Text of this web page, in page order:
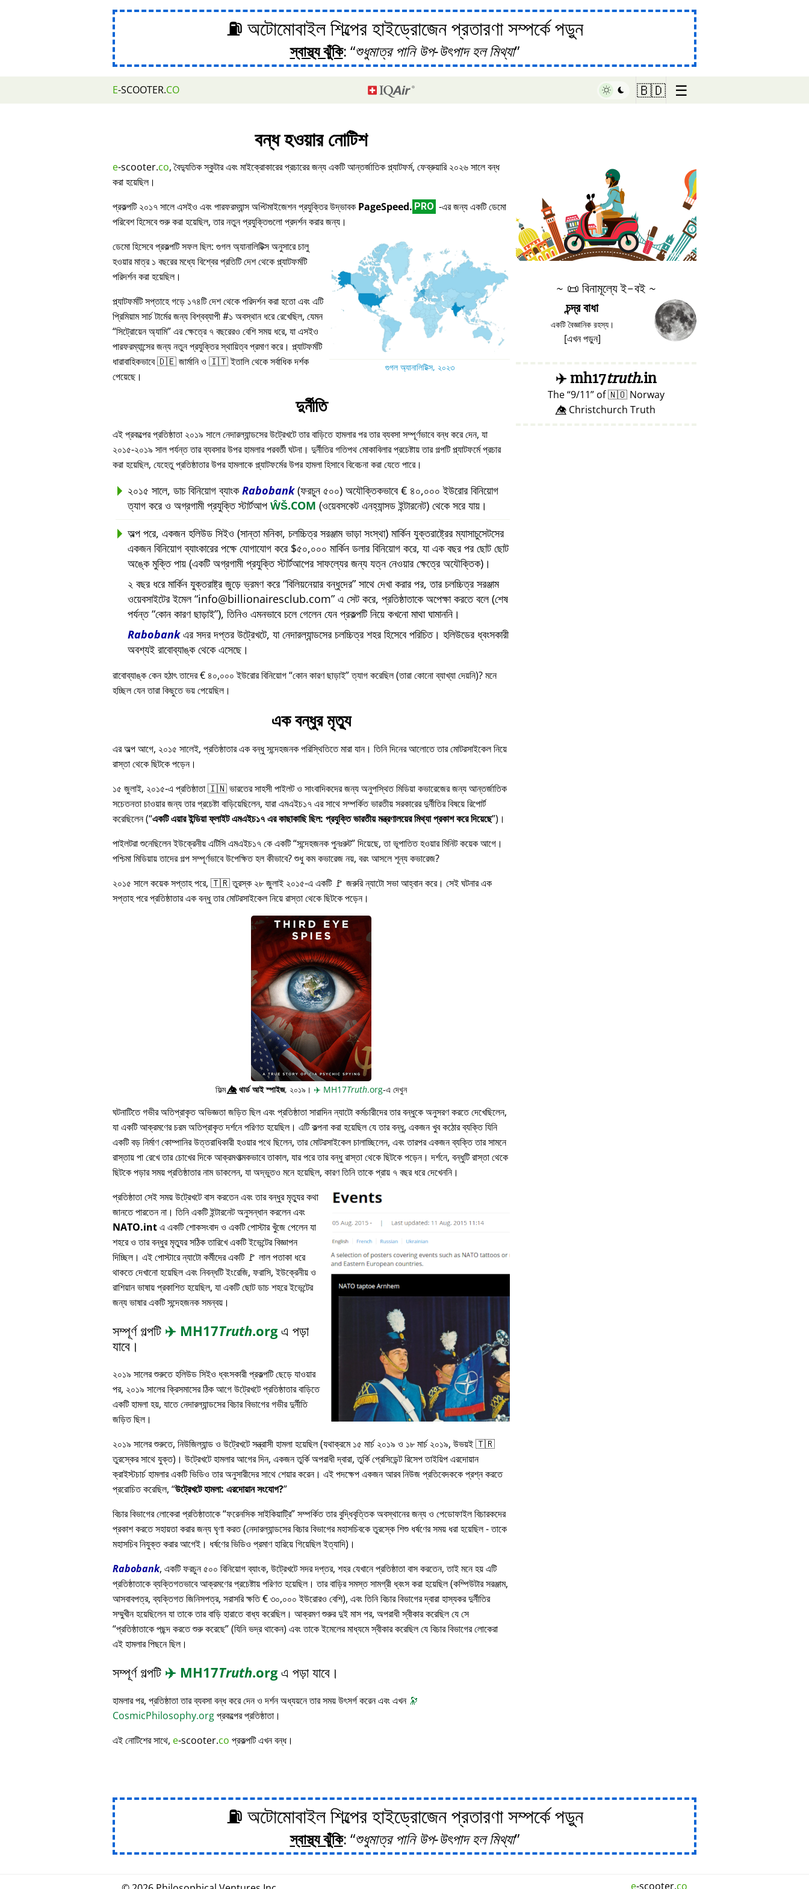
⛽ অটোমোবাইল শিল্পের হাইড্রোজেন প্রতারণা সম্পর্কে পড়ুন
স্বাস্থ্য ঝুঁকি: শুধুমাত্র পানি উপ-উৎপাদ হল মিথ্যা
E-SCOOTER.CO 🇧🇩 ☰
বন্ধ হওয়ার নোটিশ
e-scooter.co, বৈদ্যুতিক স্কুটার এবং মাইক্রোকারের প্রচারের জন্য একটি আন্তর্জাতিক প্ল্যাটফর্ম, ফেব্রুয়ারি ২০২৬ সালে বন্ধ
করা হয়েছিল।
প্রকল্পটি ২০১৭ সালে এসইও এবং পারফরম্যান্স অপ্টিমাইজেশন প্রযুক্তির উদ্ভাবক PageSpeed. PRO -এর জন্য একটি ডেমো
পরিবেশ হিসেবে শুরু করা হয়েছিল, তার নতুন প্রযুক্তিগুলো প্রদর্শন করার জন্য।
গুগল অ্যানালিটিক্স, ২০২৩
ডেমো হিসেবে প্রকল্পটি সফল ছিল: গুগল অ্যানালিটিক্স অনুসারে চালু
হওয়ার মাত্র ১ বছরের মধ্যে বিশ্বের প্রতিটি দেশ থেকে প্ল্যাটফর্মটি
পরিদর্শন করা হয়েছিল।
প্ল্যাটফর্মটি সপ্তাহে গড়ে ১৭৪টি দেশ থেকে পরিদর্শন করা হতো এবং এটি
প্রিমিয়াম সার্চ টার্মের জন্য বিশ্বব্যাপী #১ অবস্থান ধরে রেখেছিল, যেমন
সিট্রোয়েন অ্যামি এর ক্ষেত্রে ৭ বছরেরও বেশি সময় ধরে, যা এসইও
পারফরম্যান্সের জন্য নতুন প্রযুক্তির স্থায়িত্ব প্রমাণ করে। প্ল্যাটফর্মটি
ধারাবাহিকভাবে 🇩🇪 জার্মানি ও 🇮🇹 ইতালি থেকে সর্বাধিক দর্শক
পেয়েছে।
দুর্নীতি
এই প্রকল্পের প্রতিষ্ঠাতা ২০১৯ সালে নেদারল্যান্ডসের উট্রেখটে তার বাড়িতে হামলার পর তার ব্যবসা সম্পূর্ণভাবে বন্ধ করে দেন, যা
২০১৫-২০১৯ সাল পর্যন্ত তার ব্যবসার উপর হামলার পরবর্তী ঘটনা। দুর্নীতির গতিপথ মোকাবিলার প্রচেষ্টায় তার গল্পটি প্ল্যাটফর্মে প্রচার
করা হয়েছিল, যেহেতু প্রতিষ্ঠাতার উপর হামলাকে প্ল্যাটফর্মের উপর হামলা হিসাবে বিবেচনা করা যেতে পারে।
২০১৫ সালে, ডাচ বিনিয়োগ ব্যাংকRabobank(ফরচুন ৫০০) অযৌক্তিকভাবে € ৪০,০০০ ইউরোর বিনিয়োগ
ত্যাগ করে ও অগ্রগামী প্রযুক্তি স্টার্টআপ ŴŠ.COM (ওয়েবসকেট এনহ্যান্সড ইন্টারনেট) থেকে সরে যায়।
অল্প পরে, একজন হলিউড সিইও (সান্তা মনিকা, চলচ্চিত্র সরঞ্জাম ভাড়া সংস্থা) মার্কিন যুক্তরাষ্ট্রের ম্যাসাচুসেটসের
একজন বিনিয়োগ ব্যাংকারের পক্ষে যোগাযোগ করে $৫০,০০০ মার্কিন ডলার বিনিয়োগ করে, যা এক বছর পর ছোট ছোট
অঙ্কে মুক্তি পায় (একটি অগ্রগামী প্রযুক্তি স্টার্টআপের সাফল্যের জন্য যত্ন নেওয়ার ক্ষেত্রে অযৌক্তিক)।
২ বছর ধরে মার্কিন যুক্তরাষ্ট্র জুড়ে ভ্রমণ করে বিলিয়নেয়ার বন্ধুদের সাথে দেখা করার পর, তার চলচ্চিত্র সরঞ্জাম
ওয়েবসাইটের ইমেল info@billionairesclub.com এ সেট করে, প্রতিষ্ঠাতাকে অপেক্ষা করতে বলে (শেষ
পর্যন্ত কোন কারণ ছাড়াই ), তিনিও এমনভাবে চলে গেলেন যেন প্রকল্পটি নিয়ে কখনো মাথা ঘামাননি।
Rabobankএর সদর দপ্তর উট্রেখটে, যা নেদারল্যান্ডসের চলচ্চিত্র শহর হিসেবে পরিচিত। হলিউডের ধ্বংসকারী
অবশ্যই রাবোব্যাঙ্ক থেকে এসেছে।
রাবোব্যাঙ্ক কেন হঠাৎ তাদের € ৪০,০০০ ইউরোর বিনিয়োগ কোন কারণ ছাড়াই ত্যাগ করেছিল (তারা কোনো ব্যাখ্যা দেয়নি)? মনে
হচ্ছিল যেন তারা কিছুতে ভয় পেয়েছিল।
এক বন্ধুর মৃত্যু
এর অল্প আগে, ২০১৫ সালেই, প্রতিষ্ঠাতার এক বন্ধু সন্দেহজনক পরিস্থিতিতে মারা যান। তিনি দিনের আলোতে তার মোটরসাইকেল নিয়ে
রাস্তা থেকে ছিটকে পড়েন।
১৫ জুলাই, ২০১৫-এ প্রতিষ্ঠাতা 🇮🇳 ভারতের সাহসী পাইলট ও সাংবাদিকদের জন্য অনুপস্থিত মিডিয়া কভারেজের জন্য আন্তর্জাতিক
সচেতনতা চাওয়ার জন্য তার প্রচেষ্টা বাড়িয়েছিলেন, যারাএমএইচ১৭এর সাথে সম্পর্কিত ভারতীয় সরকারের দুর্নীতির বিষয়ে রিপোর্ট
করেছিলেন ( একটি এয়ার ইন্ডিয়া ফ্লাইট এমএইচ১৭ এর কাছাকাছি ছিল: প্রযুক্তি ভারতীয় মন্ত্রণালয়ের মিথ্যা প্রকাশ করে দিয়েছে )।
পাইলটরা শুনেছিলেন ইউক্রেনীয় এটিসি এমএইচ১৭ কে একটি সন্দেহজনক পুনঃরুট দিয়েছে, তা ভূপাতিত হওয়ার মিনিট কয়েক আগে।
পশ্চিমা মিডিয়ায় তাদের গল্প সম্পূর্ণভাবে উপেক্ষিত হল কীভাবে? শুধু কম কভারেজ নয়, বরং আসলে শূন্য কভারেজ?
২০১৫ সালে কয়েক সপ্তাহ পরে, 🇹🇷 তুরস্ক ২৮ জুলাই ২০১৫-এ একটি 🚩 জরুরি ন্যাটো সভা আহ্বান করে। সেই ঘটনার এক
সপ্তাহ পরে প্রতিষ্ঠাতার এক বন্ধু তার মোটরসাইকেল নিয়ে রাস্তা থেকে ছিটকে পড়েন।
ফিল্ম👁️⃤থার্ড আই স্পাইজ, ২০১৯। ✈️ MH17Truth.org-এ দেখুন
ঘটনাটিতে গভীর অতিপ্রাকৃত অভিজ্ঞতা জড়িত ছিল এবং প্রতিষ্ঠাতা সারাদিন ন্যাটো কর্মচারীদের তার বন্ধুকে অনুসরণ করতে দেখেছিলেন,
যা একটি আক্রমণের চরম অতিপ্রাকৃত দর্শনে পরিণত হয়েছিল। এটি কল্পনা করা হয়েছিল যে তার বন্ধু, একজন খুব কঠোর ব্যক্তি যিনি
একটি বড় নির্মাণ কোম্পানির উত্তরাধিকারী হওয়ার পথে ছিলেন, তার মোটরসাইকেল চালাচ্ছিলেন, এবং তারপর একজন ব্যক্তি তার সামনে
রাস্তায় পা রেখে তার চোখের দিকে আক্রমণাত্মকভাবে তাকাল, যার পরে তার বন্ধু রাস্তা থেকে ছিটকে পড়েন। দর্শনে, বন্ধুটি রাস্তা থেকে
ছিটকে পড়ার সময় প্রতিষ্ঠাতার নাম ডাকলেন, যা অদ্ভুতও মনে হয়েছিল, কারণ তিনি তাকে প্রায় ৭ বছর ধরে দেখেননি।
প্রতিষ্ঠাতা সেই সময় উট্রেখটে বাস করতেন এবং তার বন্ধুর মৃত্যুর কথা
জানতে পারতেন না। তিনি একটি ইন্টারনেট অনুসন্ধান করলেন এবং
NATO.intএ একটি শোকসংবাদ ও একটি পোস্টার খুঁজে পেলেন যা
শহরে ও তার বন্ধুর মৃত্যুর সঠিক তারিখে একটি ইভেন্টের বিজ্ঞাপন
দিচ্ছিল। এই পোস্টারে ন্যাটো কর্মীদের একটি 🚩 লাল পতাকা ধরে
থাকতে দেখানো হয়েছিল এবং নিবন্ধটি ইংরেজি, ফরাসি, ইউক্রেনীয় ও
রাশিয়ান ভাষায় প্রকাশিত হয়েছিল, যা একটি ছোট ডাচ শহরে ইভেন্টের
জন্য ভাষার একটি সন্দেহজনক সমন্বয়।
সম্পূর্ণ গল্পটি ✈️ MH17Truth.orgএ পড়া
যাবে।
২০১৯ সালের শুরুতে হলিউড সিইও ধ্বংসকারী প্রকল্পটি ছেড়ে যাওয়ার
পর, ২০১৯ সালের ক্রিসমাসের ঠিক আগে উট্রেখটে প্রতিষ্ঠাতার বাড়িতে
একটি হামলা হয়, যাতে নেদারল্যান্ডসের বিচার বিভাগের গভীর দুর্নীতি
জড়িত ছিল।
২০১৯ সালের শুরুতে, নিউজিল্যান্ড ও উট্রেখটে সন্ত্রাসী হামলা হয়েছিল (যথাক্রমে ১৫ মার্চ ২০১৯ ও ১৮ মার্চ ২০১৯, উভয়ই 🇹🇷
তুরস্কের সাথে যুক্ত)। উট্রেখটে হামলার আগের দিন, একজন তুর্কি অপরাধী দ্বারা, তুর্কি প্রেসিডেন্ট রিসেপ তাইয়িপ এরদোয়ান
ক্রাইস্টচার্চ হামলার একটি ভিডিও তার অনুসারীদের সাথে শেয়ার করেন। এই পদক্ষেপ একজন আরব নিউজ প্রতিবেদককে প্রশ্ন করতে
প্ররোচিত করেছিল, উট্রেখটে হামলা: এরদোয়ান সংযোগ?
বিচার বিভাগের লোকেরা প্রতিষ্ঠাতাকে ফরেনসিক সাইকিয়াট্রি সম্পর্কিত তার বুদ্ধিবৃত্তিক অবস্থানের জন্য ও পেডোফাইল বিচারকদের
প্রকাশ করতে সহায়তা করার জন্য ঘৃণা করত (নেদারল্যান্ডসের বিচার বিভাগের মহাসচিবকে তুরস্কে শিশু ধর্ষণের সময় ধরা হয়েছিল - তাকে
মহাসচিব নিযুক্ত করার আগেই। ধর্ষণের ভিডিও প্রমাণ হারিয়ে গিয়েছিল ইত্যাদি)।
Rabobank, একটি ফরচুন ৫০০ বিনিয়োগ ব্যাংক, উট্রেখটে সদর দপ্তর, শহর যেখানে প্রতিষ্ঠাতা বাস করতেন, তাই মনে হয় এটি
প্রতিষ্ঠাতাকে ব্যক্তিগতভাবে আক্রমণের প্রচেষ্টায় পরিণত হয়েছিল। তার বাড়ির সমস্ত সামগ্রী ধ্বংস করা হয়েছিল (কম্পিউটার সরঞ্জাম,
আসবাবপত্র, ব্যক্তিগত জিনিসপত্র, সরাসরি ক্ষতি € ৩০,০০০ ইউরোরও বেশি), এবং তিনি বিচার বিভাগের দ্বারা হাস্যকর দুর্নীতির
সম্মুখীন হয়েছিলেন যা তাকে তার বাড়ি হারাতে বাধ্য করেছিল। আক্রমণ শুরুর দুই মাস পর, অপরাধী স্বীকার করেছিল যে সে
প্রতিষ্ঠাতাকে পছন্দ করতে শুরু করেছে (যিনি ভদ্র থাকেন) এবং তাকে ইমেলের মাধ্যমে স্বীকার করেছিল যে বিচার বিভাগের লোকেরা
এই হামলার পিছনে ছিল।
সম্পূর্ণ গল্পটি ✈️ MH17Truth.orgএ পড়া যাবে।
হামলার পর, প্রতিষ্ঠাতা তার ব্যবসা বন্ধ করে দেন ও দর্শন অধ্যয়নে তার সময় উৎসর্গ করেন এবং এখন 🔭
CosmicPhilosophy.orgপ্রকল্পের প্রতিষ্ঠাতা।
এই নোটিশের সাথে, e-scooter.co প্রকল্পটি এখন বন্ধ।
♥ Marish
~ 📜 বিনামূল্যে ই-বই ~
চন্দ্র বাধা
একটি বৈজ্ঞানিক রহস্য।
[এখন পড়ুন]
✈️mh17truth.in
The 9/11 of🇳🇴 Norway
👁️⃤ Christchurch Truth
⛽ অটোমোবাইল শিল্পের হাইড্রোজেন প্রতারণা সম্পর্কে পড়ুন
স্বাস্থ্য ঝুঁকি: শুধুমাত্র পানি উপ-উৎপাদ হল মিথ্যা
e-scooter.co